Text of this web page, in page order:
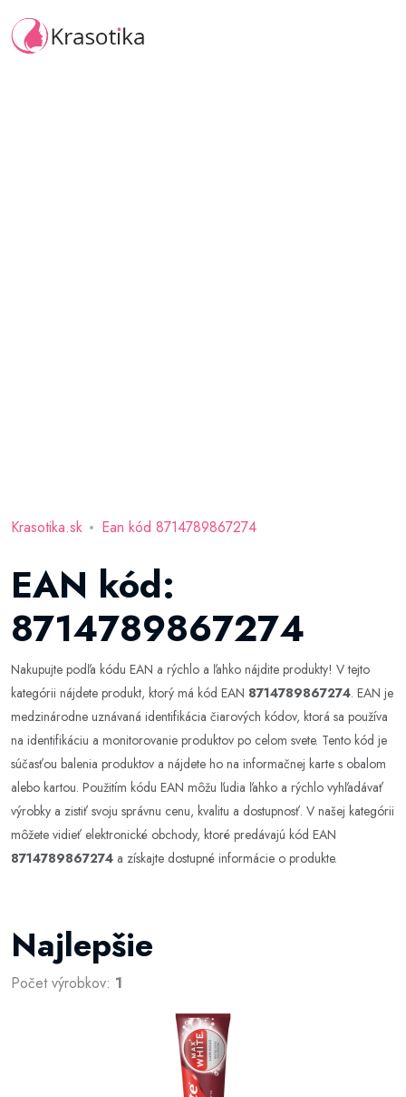
Krasotika.sk Ean kód 8714789867274
EAN kód:
8714789867274
Nakupujte podľa kódu EAN a rýchlo a ľahko nájdite produkty! V tejto
kategórii nájdete produkt, ktorý má kód EAN 8714789867274. EAN je
medzinárodne uznávaná identifikácia čiarových kódov, ktorá sa používa
na identifikáciu a monitorovanie produktov po celom svete. Tento kód je
súčasťou balenia produktov a nájdete ho na informačnej karte s obalom
alebo kartou. Použitím kódu EAN môžu ľudia ľahko a rýchlo vyhľadávať
výrobky a zistiť svoju správnu cenu, kvalitu a dostupnosť. V našej kategórii
môžete vidieť elektronické obchody, ktoré predávajú kód EAN
8714789867274 a získajte dostupné informácie o produkte.
Najlepšie
Počet výrobkov: 1